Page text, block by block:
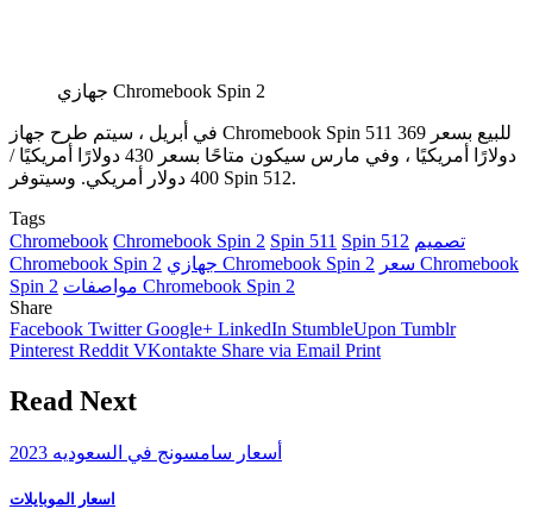
جهازي Chromebook Spin 2
في أبريل ، سيتم طرح جهاز Chromebook Spin 511 للبيع بسعر 369
دولارًا أمريكيًا ، وفي مارس سيكون متاحًا بسعر 430 دولارًا أمريكيًا /
400 دولار أمريكي. وسيتوفر Spin 512.
Tags
Chromebook Chromebook Spin 2 Spin 511 Spin 512 تصميم
Chromebook Spin 2
جهازي Chromebook Spin 2 سعر Chromebook
Spin 2
مواصفات Chromebook Spin 2
Share
Facebook Twitter Google+ LinkedIn StumbleUpon Tumblr
Pinterest Reddit VKontakte Share via Email Print
Read Next
أسعار سامسونج في السعوديه 2023
اسعار الموبايلات